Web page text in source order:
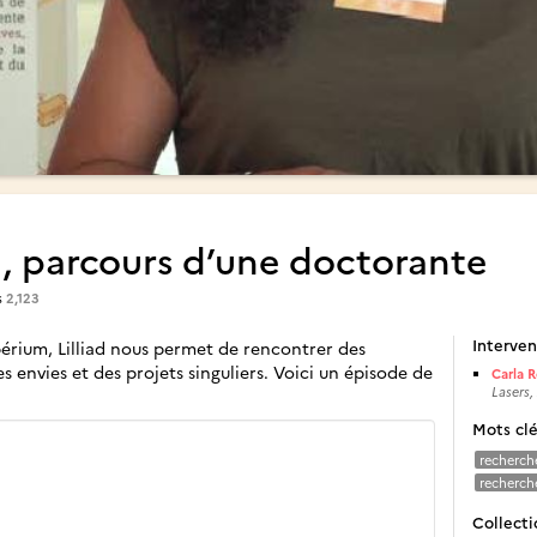
parcours d’une doctorante
2,123
Lilliad nous permet de rencontrer des
envies et des projets singuliers. Voici un épisode de
Carla
Mots